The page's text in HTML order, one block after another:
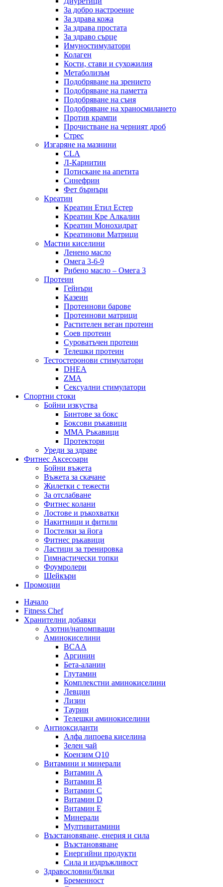
За добро настроение
За здрава кожа
За здрава простата
За здраво сърце
Имуностимулатори
Колаген
Кости, стави и сухожилия
Метаболизъм
Подобряване на зрението
Подобряване на паметта
Подобряване на съня
Подобряване на храносмилането
Против крампи
Прочистване на черният дроб
Стрес
Изгаряне на мазнини
CLA
Л-Карнитин
Потискане на апетита
Синефрин
Фет бърнъри
Креатин
Креатин Етил Естер
Креатин Кре Алкалин
Креатин Монохидрат
Креатинови Матрици
Мастни киселини
Ленено масло
Омега 3-6-9
Рибено масло – Омега 3
Протеин
Гейнъри
Казеин
Протеинови барове
Протеинови матрици
Растителен веган протеин
Соев протеин
Суроватъчен протеин
Телешки протеин
Тестостеронови стимулатори
DHEA
ZMA
Сексуални стимулатори
Спортни стоки
Бойни изкуства
Бинтове за бокс
Боксови ръкавици
ММА Ръкавици
Протектори
Уреди за здраве
Фитнес Аксесоари
Бойни въжета
Въжета за скачане
Жилетки с тежести
За отслабване
Фитнес колани
Лостове и ръкохватки
Накитници и фитили
Постелки за йога
Фитнес ръкавици
Ластици за тренировка
Гимнастически топки
Фоумролери
Шейкъри
Промоции
Начало
Fitness Chef
Хранителни добавки
Азотни/напомпващи
Аминокиселини
BCAA
Аргинин
Бета-аланин
Глутамин
Комплекстни аминокиселини
Левцин
Лизин
Таурин
Телешки аминокиселини
Антиоксиданти
Алфа липоева киселина
Зелен чай
Коензим Q10
Витамини и минерали
Витамин А
Витамин B
Витамин C
Витамин D
Витамин E
Минерали
Мултивитамини
Възстановяване, енерия и сила
Възстановяване
Енергийни продукти
Сила и издръжливост
Здравословни/билки
Бременност